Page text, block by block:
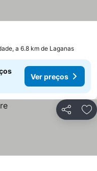
a 6.8 km de Laganas
Ver preços
Partilhar